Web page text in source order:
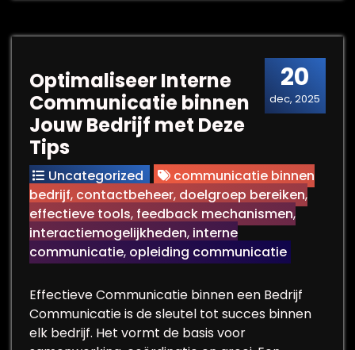
20
dec, 2025
Optimaliseer Interne
Communicatie binnen
Jouw Bedrijf met Deze
Tips
Uncategorized
communicatie binnen
bedrijf, contactbeheer, doelgroep bereiken,
effectieve tools, feedback mechanismen,
interactiemogelijkheden, interne
communicatie, opleiding communicatie
Effectieve Communicatie binnen een Bedrijf
Communicatie is de sleutel tot succes binnen
elk bedrijf. Het vormt de basis voor